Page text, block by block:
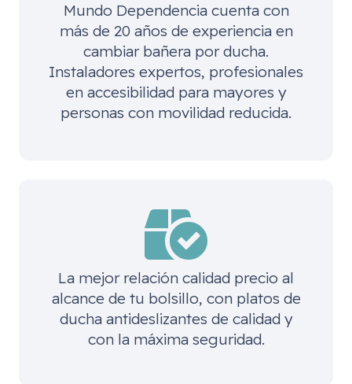
Mundo Dependencia cuenta con
más de 20 años de experiencia en
cambiar bañera por ducha.
Instaladores expertos, profesionales
en accesibilidad para mayores y
personas con movilidad reducida.
La mejor relación calidad precio al
alcance de tu bolsillo, con platos de
ducha antideslizantes de calidad y
con la máxima seguridad.